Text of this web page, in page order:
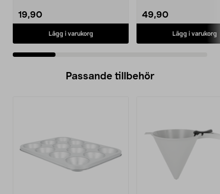
19,90
Lägg i varukorg
49,90
Lägg i varukorg
Passande tillbehör